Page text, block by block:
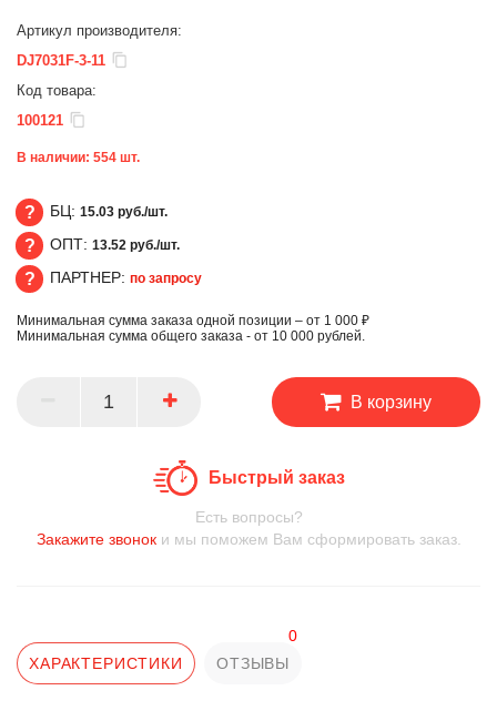
Артикул производителя:
DJ7031F-3-11
Код товара:
100121
В наличии: 554 шт.
БЦ
БЦ: 15.03 руб./шт.
ОПТ
ОПТ: 13.52 руб./шт.
ПАРТНЕР
ПАРТНЕР: по запросу
Минимальная сумма заказа одной позиции – от 1 000 ₽
Минимальная сумма общего заказа - от 10 000 рублей.
В корзину
Быстрый заказ
Есть вопросы?
Закажите звоноки мы поможем Вам сформировать заказ.
ХАРАКТЕРИСТИКИ ОТЗЫВЫ
0